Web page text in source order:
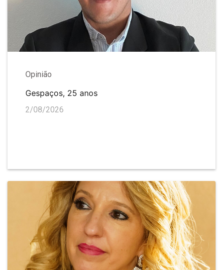
Opinião
Gespaços, 25 anos
2/08/2026